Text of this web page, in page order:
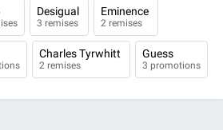
Desigual
3 remises
Eminence
2 remises
Charles Tyrwhitt
2 remises
Guess
3 promotions